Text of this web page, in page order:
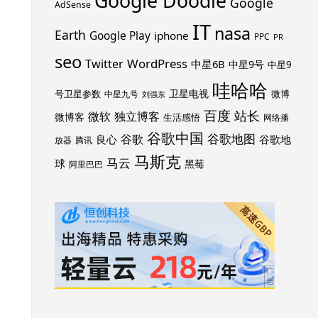
AdSense
Earth Google Play iphone IT nasa PPC PR
seo Twitter WordPress 中星6B 中星9号 中星9
号卫星参数 中星九号 刘强东 卫星电视 哇哈哈 微博
微博客 微软 独立博客 生活感悟 百度 站长 网络播
放器 腾讯 良心 谷歌 谷歌中国 谷歌地图 谷歌地
球 阿里巴巴 马云 马斯克 黑莓